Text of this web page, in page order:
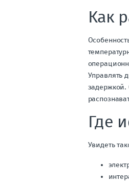
Как
Управлять
задержкой.
Где
Увидеть